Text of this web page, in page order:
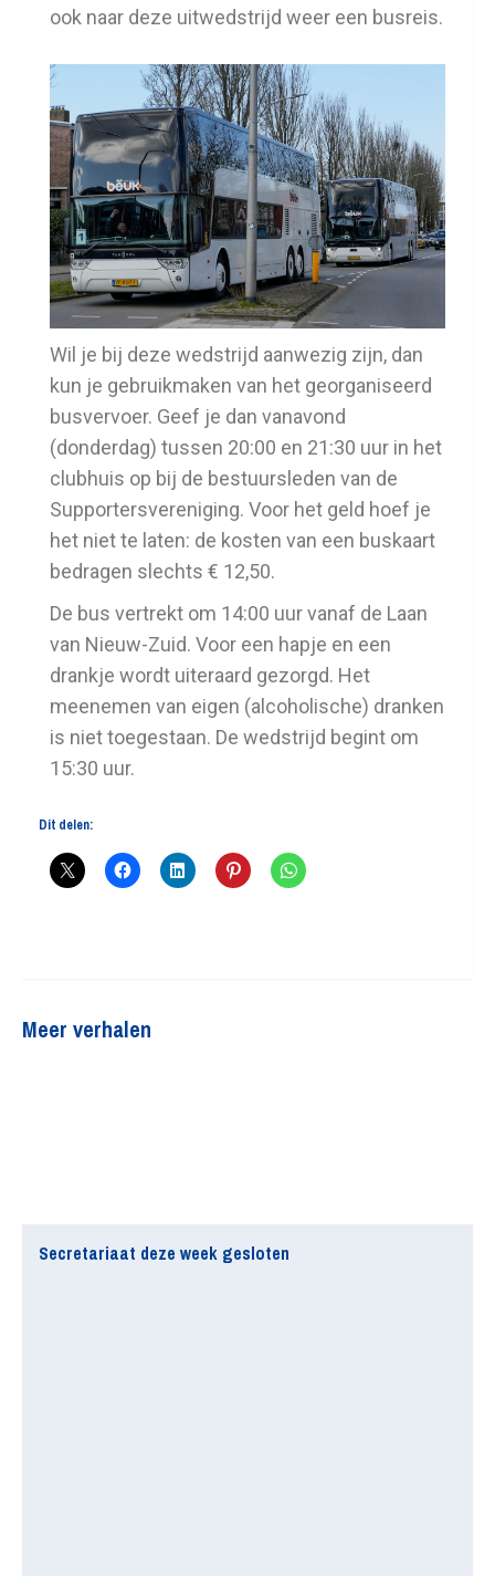
ook naar deze uitwedstrijd weer een busreis.
Wil je bij deze wedstrijd aanwezig zijn, dan
kun je gebruikmaken van het georganiseerd
busvervoer. Geef je dan vanavond
(donderdag) tussen 20:00 en 21:30 uur in het
clubhuis op bij de bestuursleden van de
Supportersvereniging. Voor het geld hoef je
het niet te laten: de kosten van een buskaart
bedragen slechts € 12,50.
De bus vertrekt om 14:00 uur vanaf de Laan
van Nieuw-Zuid. Voor een hapje en een
drankje wordt uiteraard gezorgd. Het
meenemen van eigen (alcoholische) dranken
is niet toegestaan. De wedstrijd begint om
15:30 uur.
Dit delen:
Meer verhalen
Secretariaat deze week gesloten